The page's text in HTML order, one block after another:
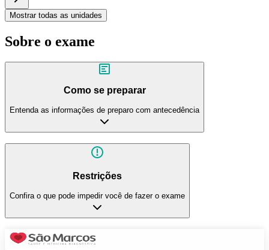
Mostrar todas as unidades
Sobre o exame
Como se preparar
Entenda as informações de preparo com antecedência
Restrições
Confira o que pode impedir você de fazer o exame